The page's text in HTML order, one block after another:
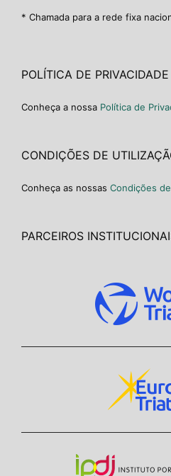
* Chamada para a rede fixa
POLÍTICA DE PRIVACIDADE
Conheça a nossa Política de
CONDIÇÕES DE
Conheça as nossas Condições
PARCEIROS